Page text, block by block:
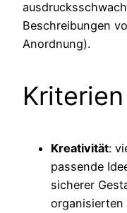
Beschreibungen
Anordnung).
Kriterien
Kreativität:
passende
sicherer
organisierten